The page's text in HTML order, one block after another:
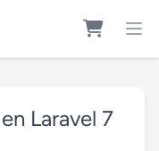
Laravel 7